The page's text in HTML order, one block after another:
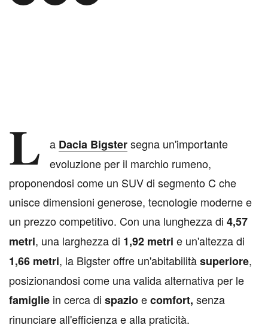
L a Dacia Bigstersegna un'importante
evoluzione per il marchio rumeno,
proponendosi come un SUV di segmento C che
unisce dimensioni generose, tecnologie moderne e
un prezzo competitivo. Con una lunghezza di 4,57
metri, una larghezza di 1,92 metri e un'altezza di
1,66 metri, la Bigster offre un'abitabilitàsuperiore,
posizionandosi come una valida alternativa per le
famiglie in cerca di spazioecomfort, senza
rinunciare all'efficienza e alla praticità.